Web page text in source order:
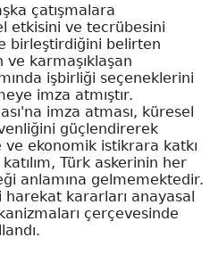
çatışmalara
etkisini ve tecrübesini
birleştirdiğini belirten
karmaşıklaşan
işbirliği seçeneklerini
imza atmıştır.
imza atması, küresel
güçlendirerek
ekonomik istikrara katkı
Türk askerinin her
anlamına gelmemektedir.
harekat kararları anayasal
çerçevesinde